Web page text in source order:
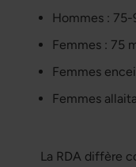
Hommes :
Femmes : 75
Femmes
Femmes
La RDA diffère